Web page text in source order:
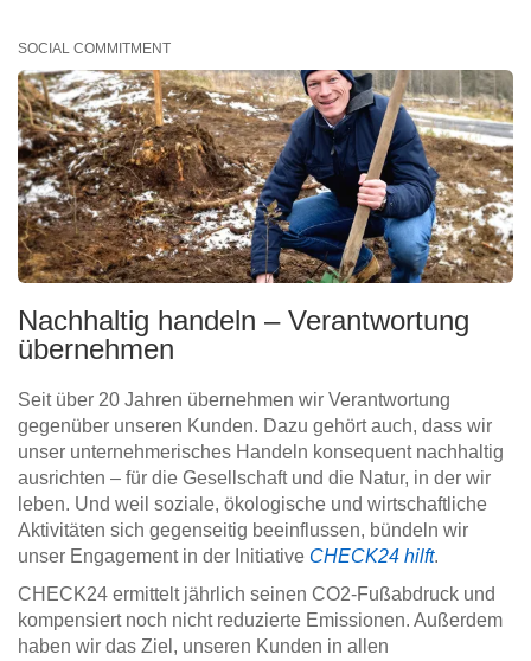
SOCIAL COMMITMENT
Nachhaltig handeln – Verantwortung
übernehmen
Seit über 20 Jahren übernehmen wir Verantwortung
gegenüber unseren Kunden. Dazu gehört auch, dass wir
unser unternehmerisches Handeln konsequent nachhaltig
ausrichten – für die Gesellschaft und die Natur, in der wir
leben. Und weil soziale, ökologische und wirtschaftliche
Aktivitäten sich gegenseitig beeinflussen, bündeln wir
unser Engagement in der Initiative CHECK24 hilft.
CHECK24 ermittelt jährlich seinen CO2-Fußabdruck und
kompensiert noch nicht reduzierte Emissionen. Außerdem
haben wir das Ziel, unseren Kunden in allen